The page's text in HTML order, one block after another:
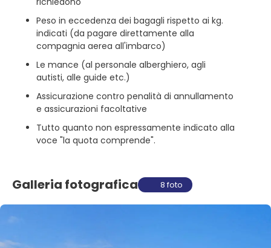
Peso in eccedenza dei bagagli rispetto ai kg.
indicati (da pagare direttamente alla
compagnia aerea all'imbarco)
Le mance (al personale alberghiero, agli
autisti, alle guide etc.)
Assicurazione contro penalità di annullamento
e assicurazioni facoltative
Tutto quanto non espressamente indicato alla
voce "la quota comprende".
Galleria fotografica 8 foto